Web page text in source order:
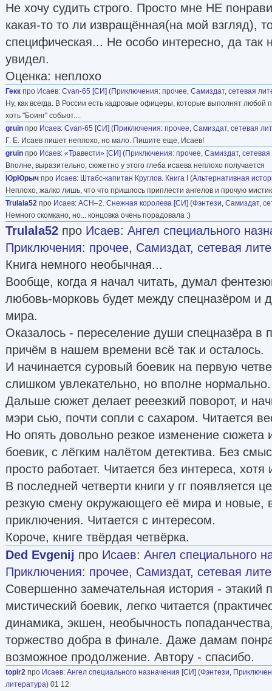
Не хочу судить строго. Просто мне НЕ
какая-то то ли извращённая(на мой взгляд),
специфическая... Не особо интересно, да
увидел.
Оценка: неплохо
Гекк про Исаев: Cvan-65 [СИ] (Приключения: прочее, Самиздат, сетевая
Ну, как всегда. В России есть кадровые офицеры, которые выполнят любой
хоть "Боинг" собьют....
gruin про Исаев: Cvan-65 [СИ] (Приключения: прочее, Самиздат, сетевая
Г. Е. Исаев пишет неплохо, но мало. Пишите еще, Исаев!
gruin про Исаев: «Травести» [СИ] (Приключения: прочее, Самиздат,
Вполне, выразительно, сюжетно у этого глеба исаева неплохо получается
ЮрЮрыч про Исаев: Штабс-капитан Круглов. Книга I (Альтернативная
Неплохо, жалко лишь, что что пришлось приплести ангелов и прочую
Trulala52 про Исаев: АСН–2. Снежная королева [СИ] (Фэнтези, Самиздат,
Немного скомкано, но... концовка очень порадовала :)
Trulala52 про Исаев: Ангел специального
Приключения: прочее, Самиздат, сетевая
Книга немного необычная...
Вообще, когда я начал читать, думал
любовь-морковь будет между спецназёром и
мира.
Оказалось - переселение души спецназёра в
причём в нашем времени всё так и осталось.
И начинается суровый боевик на первую
слишком увлекательно, но вполне нормально.
Дальше сюжет делает рееезкий поворот, и
мэри сью, почти сопли с сахаром. Читается
Но опять довольно резкое изменение сюжета
боевик, с лёгким налётом детектива. Без
просто работает. Читается без интереса, хотя
В последней четверти книги у гг появляется
резкую смену окружающего её мира и новые,
приключения. Читается с интересом.
Короче, книге твёрдая четвёрка.
Ded Evgenij про Исаев: Ангел специального
Приключения: прочее, Самиздат, сетевая
Совершенно замечательная история - этакий
мистический боевик, легко читается
динамика, экшен, необычность
торжество добра в финале. Даже дамам
возможное продолжение. Автору - спасибо.
topir2 про Исаев: Ангел специального назначения [СИ] (Фэнтези,
литература) 01 12